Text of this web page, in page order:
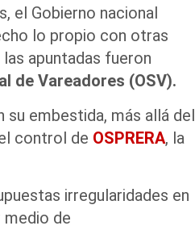
el Gobierno nacional
lo propio con otras
apuntadas fueron
de Vareadores (OSV).
su embestida, más allá del
control de OSPRERA, la
irregularidades en
de